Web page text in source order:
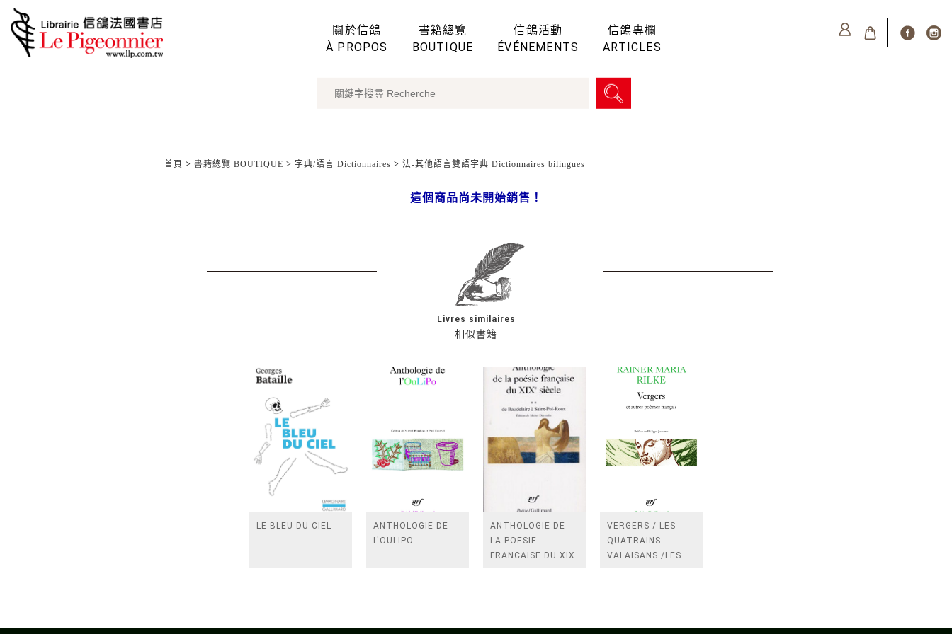
關於信鴿
À PROPOS
書籍總覽
BOUTIQUE
信鴿活動
ÉVÉNEMENTS
信鴿專欄
ARTICLES
首頁 > 書籍總覽 BOUTIQUE > 字典/語言 Dictionnaires > 法-其他語言雙語字典 Dictionnaires bilingues
這個商品尚未開始銷售！
相似書籍
Livres similaires
LE BLEU DU CIEL
ANTHOLOGIE DE
L'OULIPO
ANTHOLOGIE DE
LA POESIE
FRANCAISE DU XIX
VERGERS / LES
QUATRAINS
VALAISANS /LES